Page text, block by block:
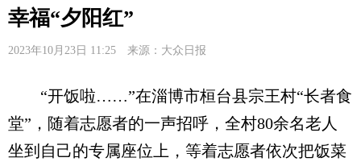
幸福“夕阳红”
2023年10月23日 11:25 来源：大众日报
“开饭啦……”在淄博市桓台县宗王村“长者食
堂”，随着志愿者的一声招呼，全村80余名老人
坐到自己的专属座位上，等着志愿者依次把饭菜